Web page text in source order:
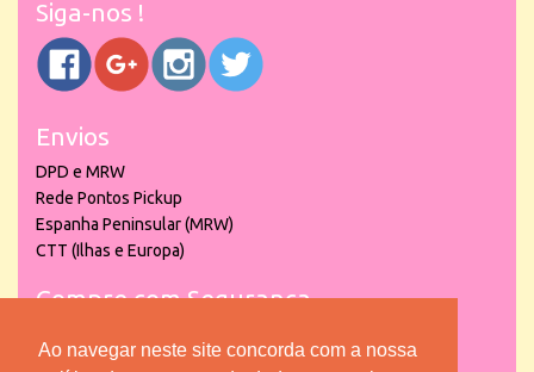
Ao navegar neste site concorda com a nossa
Siga-nos !
Envios
DPD e MRW
Rede Pontos Pickup
Espanha Peninsular (MRW)
CTT (Ilhas e Europa)
Compre com Segurança